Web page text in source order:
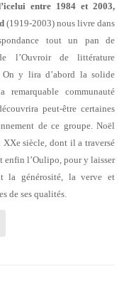
entre 1984 et 2003,
(1919-2003) nous livre dans
tout un pan de
l’Ouvroir de littérature
On y lira d’abord la solide
remarquable communauté
peut-être certaines
de ce groupe. Noël
siècle, dont il a traversé
enfin l’Oulipo, pour y laisser
la générosité, la verve et
de ses qualités.